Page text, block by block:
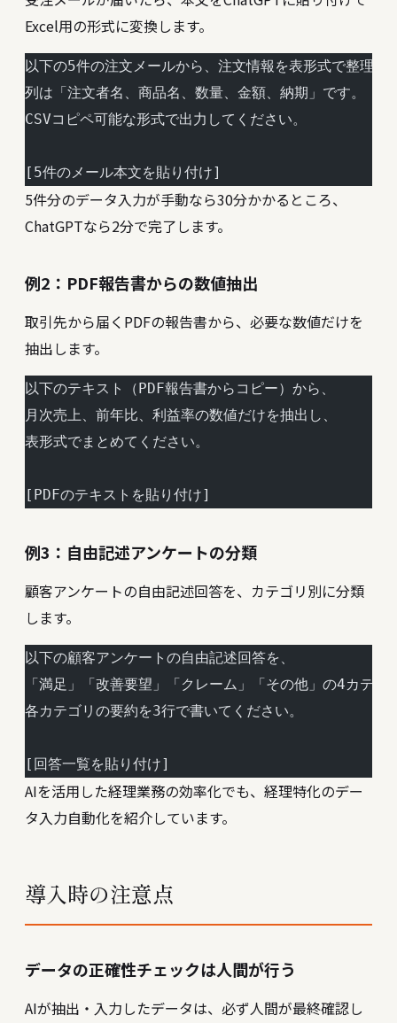
Excel用の形式に変換します。
以下の5件の注文メールから、注文情報を表形式で整理し
列は「注文者名、商品名、数量、金額、納期」です。
CSVコピペ可能な形式で出力してください。
[5件のメール本文を貼り付け]
5件分のデータ入力が手動なら30分かかるところ、
ChatGPTなら2分で完了します。
例2：PDF報告書からの数値抽出
取引先から届くPDFの報告書から、必要な数値だけを
抽出します。
以下のテキスト（PDF報告書からコピー）から、
月次売上、前年比、利益率の数値だけを抽出し、
表形式でまとめてください。
[PDFのテキストを貼り付け]
例3：自由記述アンケートの分類
顧客アンケートの自由記述回答を、カテゴリ別に分類
します。
以下の顧客アンケートの自由記述回答を、
「満足」「改善要望」「クレーム」「その他」の4カテゴ
各カテゴリの要約を3行で書いてください。
[回答一覧を貼り付け]
AIを活用した経理業務の効率化でも、経理特化のデー
タ入力自動化を紹介しています。
導入時の注意点
データの正確性チェックは人間が行う
AIが抽出・入力したデータは、必ず人間が最終確認し